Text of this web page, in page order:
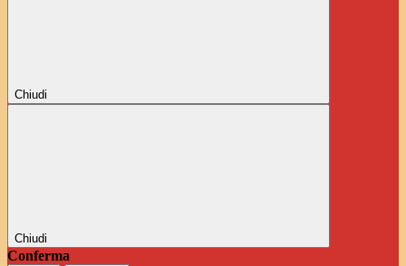
Chiudi
Chiudi
Conferma